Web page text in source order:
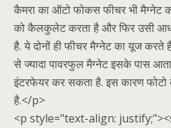
कैमरा का ऑटो फोकस फीचर भी मैग्नेट
को कैलकुलेट करता है और फिर उसी
है. ये दोनों ही फीचर मैग्नेट का यूज
से ज्यादा पावरफुल मैग्नेट इसके पास
इंटरफेयर कर सकता है. इस कारण
है.</p>
<p style="text-align: